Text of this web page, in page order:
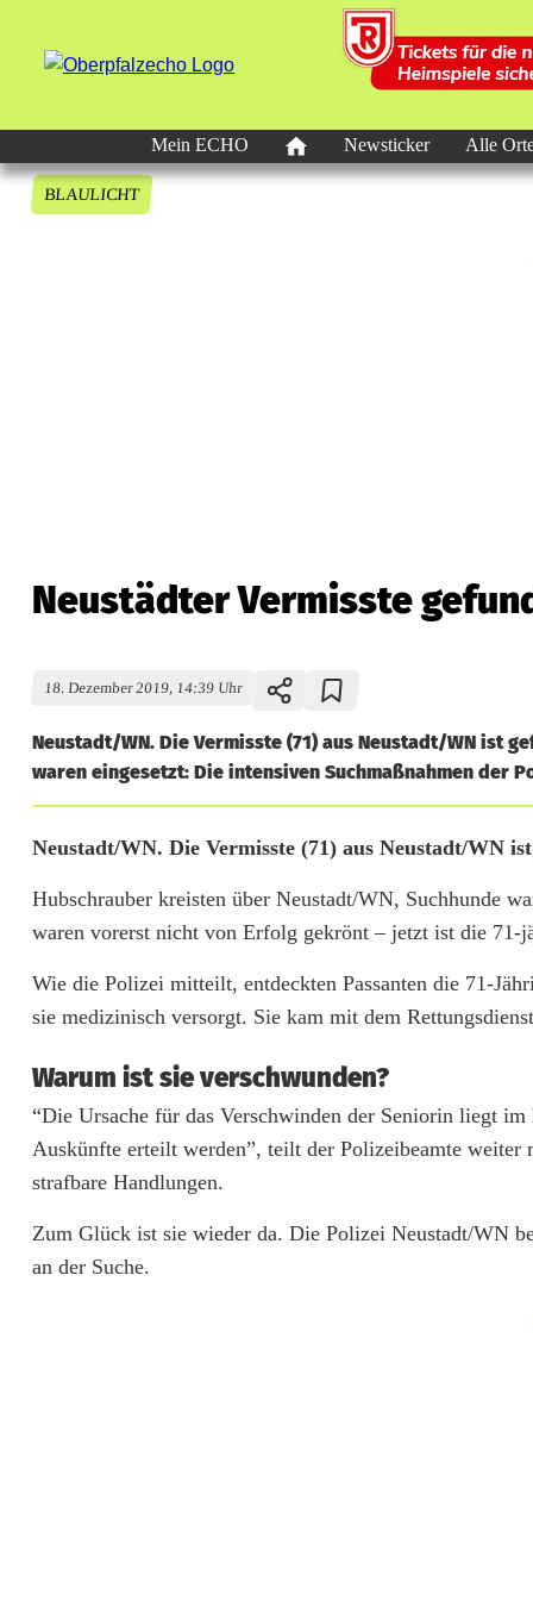
Mein ECHO Newsticker Alle
BLAULICHT
Neustädter Vermisste
18. Dezember 2019, 14:39 Uhr
Neustadt/WN. Die Vermisste (71) aus Neustadt/WN ist
waren eingesetzt: Die intensiven Suchmaßnahmen der
N
e
u
s
t
ä
d
r
Neustadt/WN. Die Vermisste (71) aus Neustadt/WN
Hubschrauber kreisten über Neustadt/WN, Suchhunde
waren vorerst nicht von Erfolg gekrönt – jetzt ist die 71-
Wie die Polizei mitteilt, entdeckten Passanten die 71-
sie medizinisch versorgt. Sie kam mit dem
Warum ist sie verschwunden?
“Die Ursache für das Verschwinden der Seniorin liegt
Auskünfte erteilt werden”, teilt der Polizeibeamte
strafbare Handlungen.
Zum Glück ist sie wieder da. Die Polizei Neustadt/WN
an der Suche.